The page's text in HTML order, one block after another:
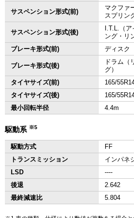
サスペンション形式(前)
マクファ
スプリン
サスペンション形式(後)
I.T.L.（
ング・リ
ブレーキ形式(前)
ディスク
ブレーキ形式(後)
ドラム（
グ）
タイヤサイズ(前)
165/
タイヤサイズ(後)
165/
最小回転半径
4.4m
駆動系 ※5
駆動方式
FF
トランスミッション
インパネ
LSD
‐‐‐‐
後退
2.642
最終減速比
5.804